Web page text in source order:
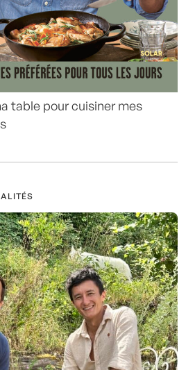
table pour cuisiner mes